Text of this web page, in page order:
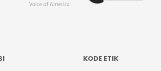
KODE ETIK